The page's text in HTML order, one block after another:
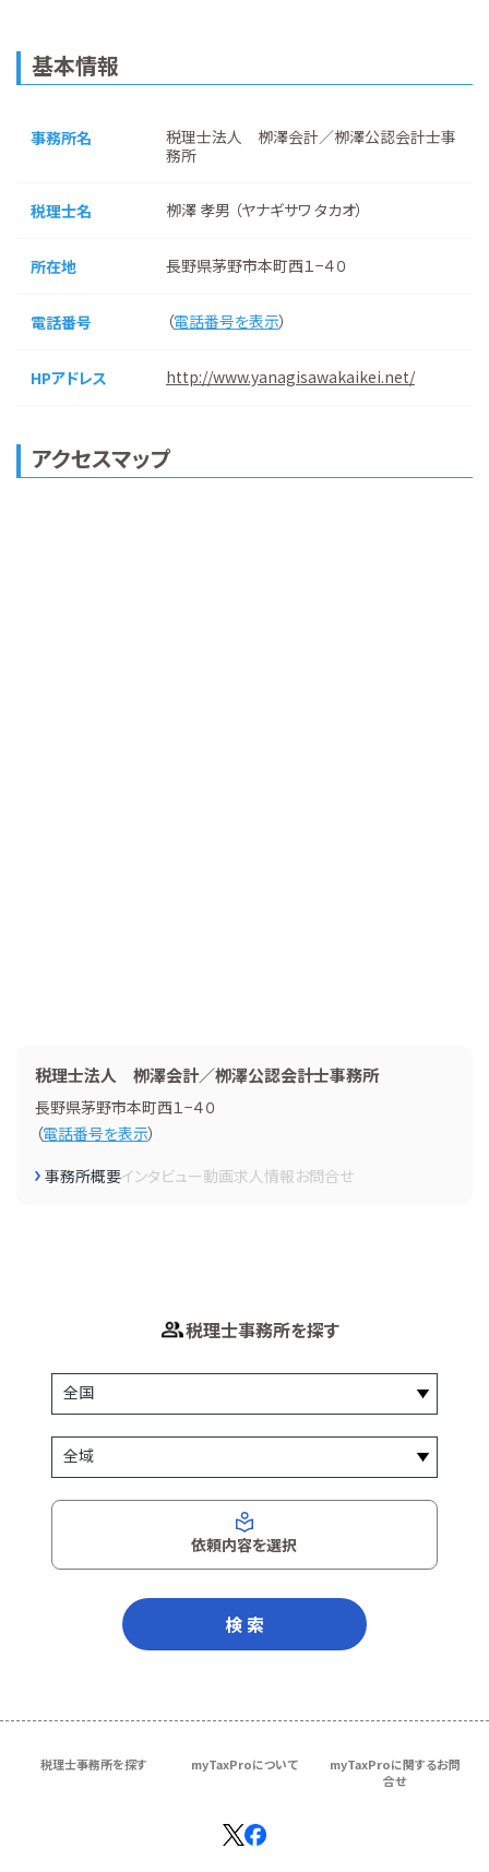
基本情報
事務所名
税理士法人 栁澤会計／栁澤公認会計士事
務所
税理士名 栁澤 孝男 （ヤナギサワ タカオ）
所在地 長野県茅野市本町西１−４０
電話番号 （電話番号を表示）
HPアドレス http://www.yanagisawakaikei.net/
アクセスマップ
税理士法人 栁澤会計／栁澤公認会計士事務所
長野県茅野市本町西１−４０
（電話番号を表示）
事務所概要インタビュー動画求人情報お問合せ
税理士事務所を探す
依頼内容を選択
検 索
税理士事務所を探す myTaxProについて
myTaxProに関するお問
合せ